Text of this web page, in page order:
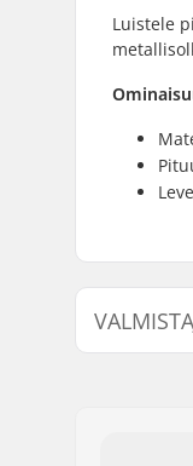
Luistele